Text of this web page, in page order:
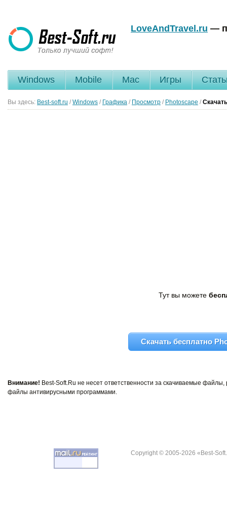
LoveAndTravel.ru —
Windows Mobile Mac Игры
Вы здесь: Best-soft.ru / Windows / Графика / Просмотр / Photoscape /
Тут вы можете
Скачать бесплатно
Внимание! Best-Soft.Ru не несет ответственности за скачиваемые
файлы антивирусными программами.
Copyright © 2005-2026 «Best-